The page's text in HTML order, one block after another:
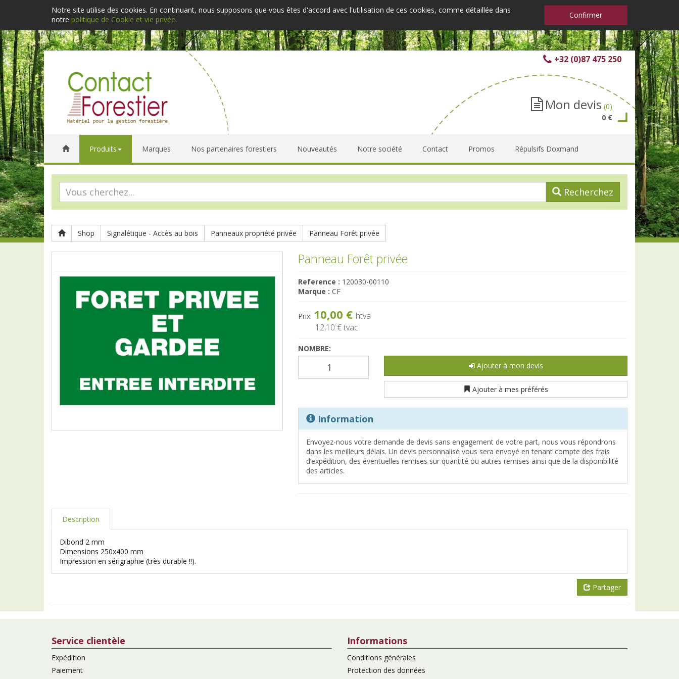
Notre site utilise des cookies. En continuant, nous supposons que vous êtes d'accord avec l'utilisation de ces cookies, comme détaillée dans
notre politique de Cookie et vie privée. Confirmer
+32 (0)87 475 250
Mon devis (0)
0 €
Produits Marques Nos partenaires forestiers Nouveautés Notre société Contact Promos Répulsifs Doxmand
Recherchez
Shop Signalétique - Accès au bois Panneaux propriété privée Panneau Forêt privée
Panneau Forêt privée
Reference : 120030-00110
Marque : CF
Prix: 10,00 € htva
12,10 €tvac
NOMBRE:
Ajouter à mon devis
Ajouter à mes préférés
Information
Envoyez-nous votre demande de devis sans engagement de votre part, nous vous répondrons
dans les meilleurs délais. Un devis personnalisé vous sera envoyé en tenant compte des frais
d’expédition, des éventuelles remises sur quantité ou autres remises ainsi que de la disponibilité
des articles.
Description
Dibond 2 mm
Dimensions 250x400 mm
Impression en sérigraphie (très durable !!).
Partager
Service clientèle
Expédition
Paiement
Informations
Conditions générales
Protection des données